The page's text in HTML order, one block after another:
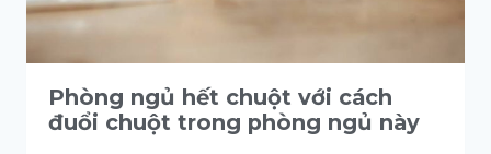
Phòng ngủ hết chuột với cách
đuổi chuột trong phòng ngủ này